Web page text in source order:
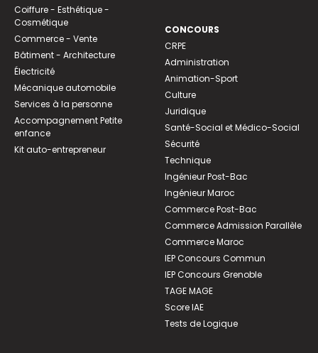
Coiffure - Esthétique -
Cosmétique
Commerce - Vente
Bâtiment - Architecture
Électricité
Mécanique automobile
Services à la personne
Accompagnement Petite
enfance
Kit auto-entrepreneur
CONCOURS
CRPE
Administration
Animation-Sport
Culture
Juridique
Santé-Social et Médico-Social
Sécurité
Technique
Ingénieur Post-Bac
Ingénieur Maroc
Commerce Post-Bac
Commerce Admission Parallèle
Commerce Maroc
IEP Concours Commun
IEP Concours Grenoble
TAGE MAGE
Score IAE
Tests de Logique